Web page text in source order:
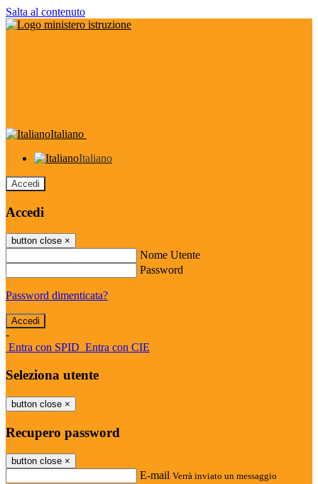
Salta al contenuto
Italiano
Italiano
Accedi
Accedi
button close ×
Nome Utente
Password
Password dimenticata?
-
Entra con SPID Entra con CIE
Seleziona utente
button close ×
Recupero password
button close ×
E-mail Verrà inviato un messaggio